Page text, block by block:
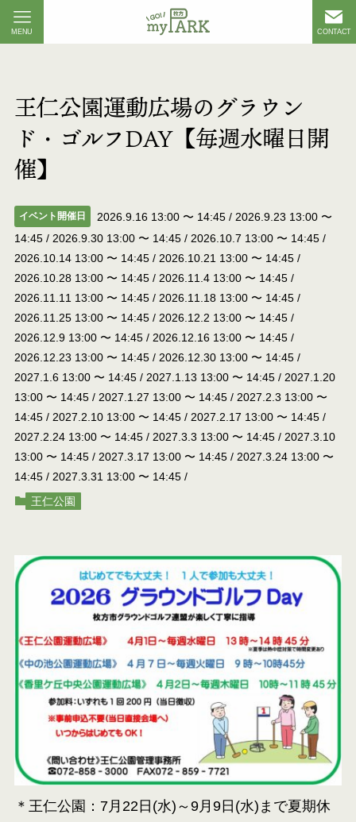
CONTACT
MENU
王仁公園運動広場のグラウン
ド・ゴルフDAY【毎週水曜日開
催】
イベント開催日 2026.9.16 13:00 〜 14:45 / 2026.9.23 13:00 〜
14:45/ 2026.9.30 13:00〜 14:45/ 2026.10.7 13:00〜 14:45/
2026.10.14 13:00〜 14:45/ 2026.10.21 13:00〜 14:45/
2026.10.28 13:00〜 14:45/ 2026.11.4 13:00〜 14:45/
2026.11.11 13:00〜 14:45/ 2026.11.18 13:00〜 14:45/
2026.11.25 13:00〜 14:45/ 2026.12.2 13:00〜 14:45/
2026.12.9 13:00〜 14:45/ 2026.12.16 13:00〜 14:45/
2026.12.23 13:00〜 14:45/ 2026.12.30 13:00〜 14:45/
2027.1.6 13:00〜 14:45/ 2027.1.13 13:00〜 14:45/ 2027.1.20
13:00〜 14:45/ 2027.1.27 13:00〜 14:45/ 2027.2.3 13:00〜
14:45/ 2027.2.10 13:00〜 14:45/ 2027.2.17 13:00〜 14:45/
2027.2.24 13:00〜 14:45/ 2027.3.3 13:00〜 14:45/ 2027.3.10
13:00〜 14:45/ 2027.3.17 13:00〜 14:45/ 2027.3.24 13:00〜
14:45/ 2027.3.31 13:00〜 14:45/
王仁公園
＊王仁公園：7月22日(水)～9月9日(水)まで夏期休